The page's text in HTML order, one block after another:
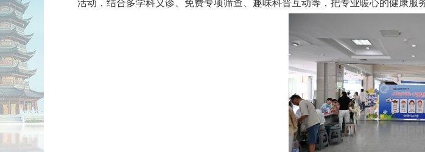
活动，结合多学科义诊、免费专项筛查、趣味科普互动等，把专业暖心的健康服